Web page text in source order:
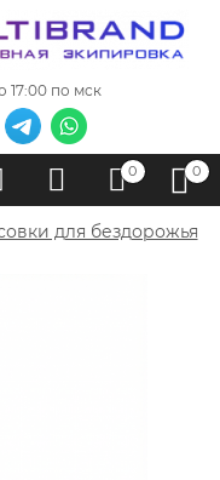
17:00 по мск
0 0
для бездорожья